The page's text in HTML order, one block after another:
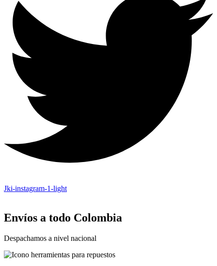
Jki-instagram-1-light
Envíos a todo Colombia
Despachamos a nivel nacional